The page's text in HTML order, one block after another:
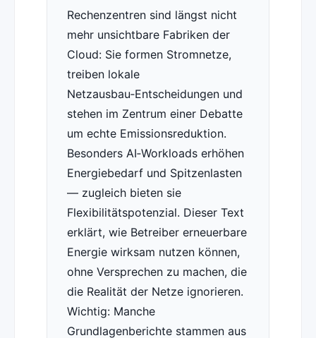
Rechenzentren sind längst nicht
mehr unsichtbare Fabriken der
Cloud: Sie formen Stromnetze,
treiben lokale
Netzausbau‑Entscheidungen und
stehen im Zentrum einer Debatte
um echte Emissionsreduktion.
Besonders AI‑Workloads erhöhen
Energiebedarf und Spitzenlasten
— zugleich bieten sie
Flexibilitätspotenzial. Dieser Text
erklärt, wie Betreiber erneuerbare
Energie wirksam nutzen können,
ohne Versprechen zu machen, die
die Realität der Netze ignorieren.
Wichtig: Manche
Grundlagenberichte stammen aus